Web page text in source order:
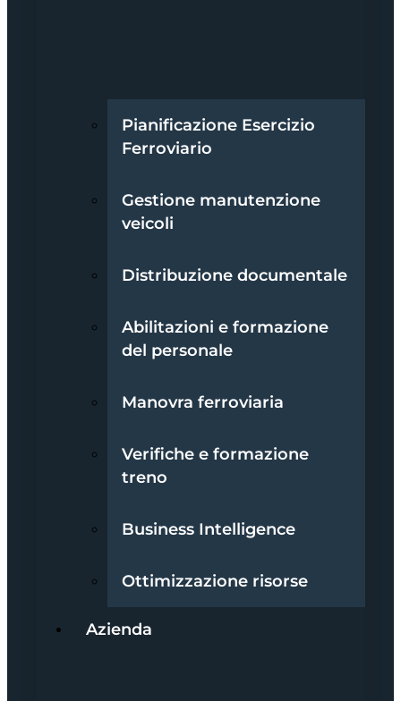
Pianificazione Esercizio
Ferroviario
Gestione manutenzione
veicoli
Distribuzione documentale
Abilitazioni e formazione
del personale
Manovra ferroviaria
Verifiche e formazione
treno
Business Intelligence
Ottimizzazione risorse
Azienda